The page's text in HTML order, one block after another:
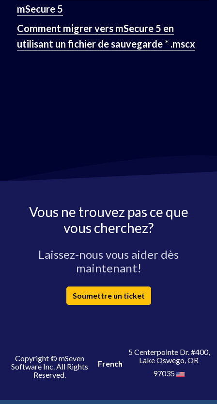
mSecure 5
Comment migrer vers mSecure 5 en
utilisant un fichier de sauvegarde * .mscx
Vous ne trouvez pas ce que
vous cherchez?
Laissez-nous vous aider dès
maintenant!
Soumettre un ticket
Copyright © mSeven
Software Inc. All Rights
Reserved.
French
5 Centerpointe Dr. #400,
Lake Oswego, OR
97035